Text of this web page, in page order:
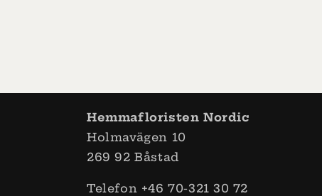
Hemmafloristen Nordic
Holmavägen 10
269 ​​92 Båstad
Telefon +46 70-321 30 72